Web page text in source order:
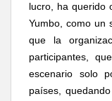
lucro, ha querido
Yumbo, como un
que la
participantes,
escenario solo
países,